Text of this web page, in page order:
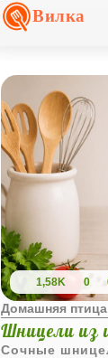
мясо
по вкусу.
Вилка
1,58K 0
Домашняя птица
Шницели из
Сочные